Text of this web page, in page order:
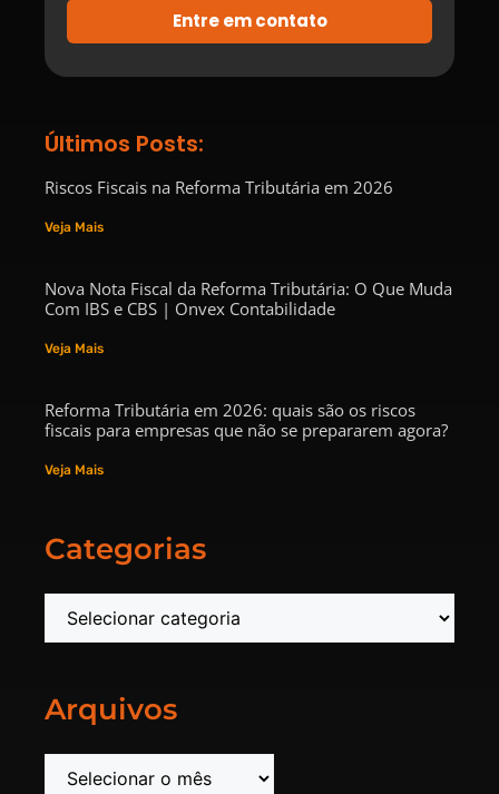
Entre em contato
Últimos Posts:
Riscos Fiscais na Reforma Tributária em 2026
Veja Mais
Nova Nota Fiscal da Reforma Tributária: O Que Muda
Com IBS e CBS | Onvex Contabilidade
Veja Mais
Reforma Tributária em 2026: quais são os riscos
fiscais para empresas que não se prepararem agora?
Veja Mais
Categorias
Arquivos